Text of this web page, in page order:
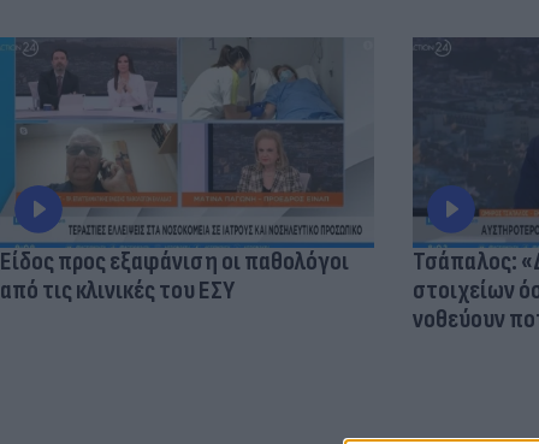
Είδος προς εξαφάνιση οι παθολόγοι
από τις κλινικές του ΕΣΥ
Τσάπαλος:
στοιχείων
νοθεύουν